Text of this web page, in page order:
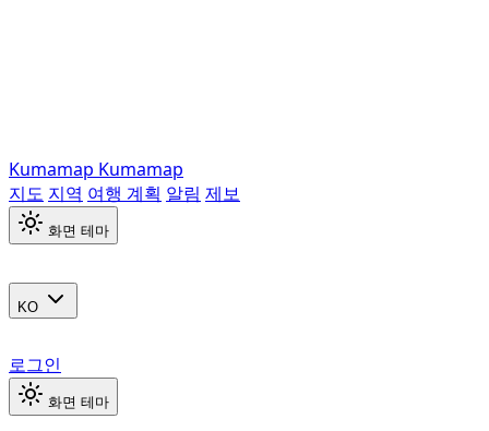
Kumamap Kumamap
지도 지역 여행 계획 알림 제보
화면 테마
KO
로그인
화면 테마